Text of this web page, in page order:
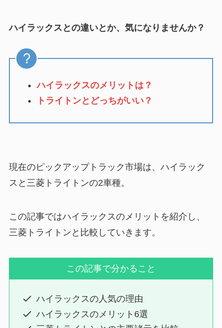
ハイラックスとの違いとか、気になりませんか？
ハイラックスのメリットは？
トライトンとどっちがいい？
現在のピックアップトラック市場は、ハイラック
スと三菱トライトンの2車種。
この記事ではハイラックスのメリットを紹介し、
三菱トライトンと比較していきます。
この記事で分かること
ハイラックスの人気の理由
ハイラックスのメリット6選